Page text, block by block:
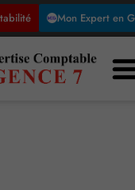
Mon Expert en